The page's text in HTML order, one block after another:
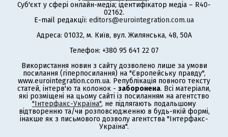
Суб'єкт у сфері онлайн-медіа; ідентифікатор медіа – R40-
02162.
E-mail редакції: editors@eurointegration.com.ua
Адреса: 01032, м. Київ, вул. Жилянська, 48, 50А
Телефон: +380 95 641 22 07
Використання новин з сайту дозволено лише за умови
посилання (гіперпосилання) на "Європейську правду",
www.eurointegration.com.ua. Републікація повного тексту
статей, інтерв'ю та колонок - заборонена. Всі матеріали,
які розміщені на цьому сайті із посиланням на агентство
"Інтерфакс-Україна", не підлягають подальшому
відтворенню та/чи розповсюдженню в будь-якій формі,
інакше як з письмового дозволу агентства "Інтерфакс-
Україна".